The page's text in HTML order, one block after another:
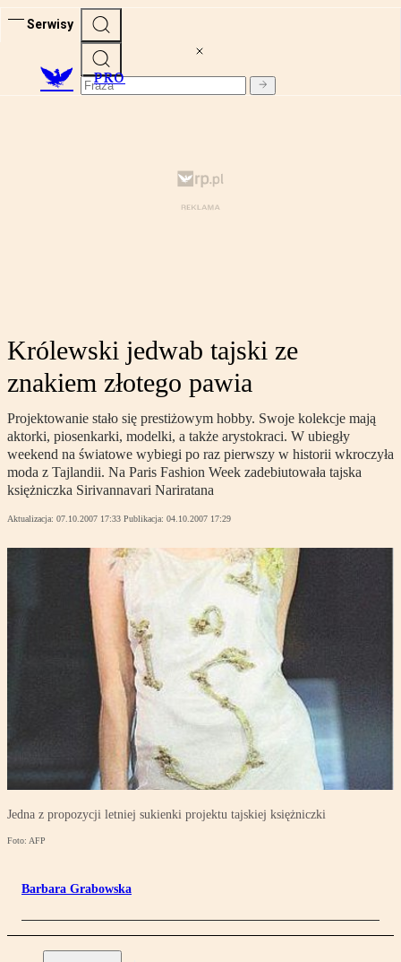
Serwisy
PRO
Królewski jedwab tajski ze
znakiem złotego pawia
Projektowanie stało się prestiżowym hobby. Swoje kolekcje mają
aktorki, piosenkarki, modelki, a także arystokraci. W ubiegły
weekend na światowe wybiegi po raz pierwszy w historii wkroczyła
moda z Tajlandii. Na Paris Fashion Week zadebiutowała tajska
księżniczka Sirivannavari Nariratana
Aktualizacja: 07.10.2007 17:33 Publikacja: 04.10.2007 17:29
Jedna z propozycji letniej sukienki projektu tajskiej księżniczki
Foto: AFP
Barbara Grabowska